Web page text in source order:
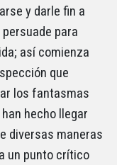
y darle fin a
para
así comienza
que
los fantasmas
hecho llegar
diversas maneras
un punto crítico